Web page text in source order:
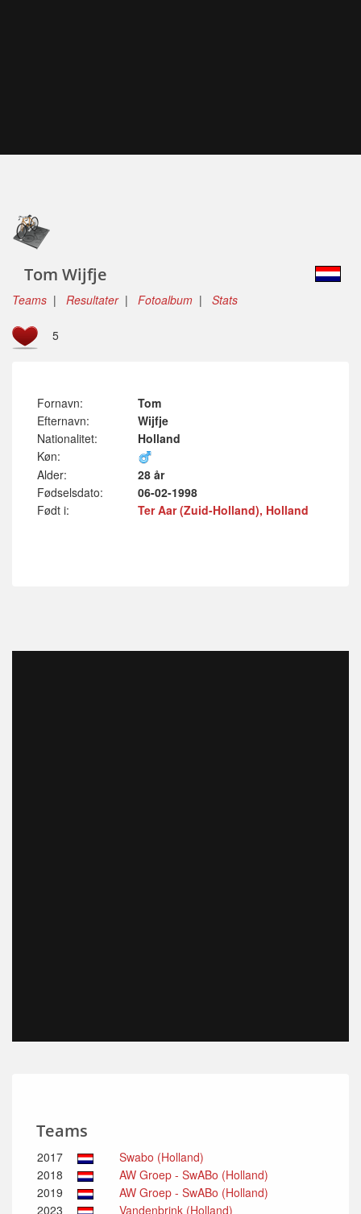
Tom Wijfje
Teams | Resultater| Fotoalbum | Stats
5
Fornavn:
Tom
Efternavn:
Wijfje
Nationalitet:
Holland
Køn:
Alder:
28 år
Fødselsdato:
06-02-1998
Født i:
Ter Aar (Zuid-Holland), Holland
Teams
2017
Swabo (Holland)
2018
AW Groep - SwABo (Holland)
2019
AW Groep - SwABo (Holland)
2023
Vandenbrink (Holland)